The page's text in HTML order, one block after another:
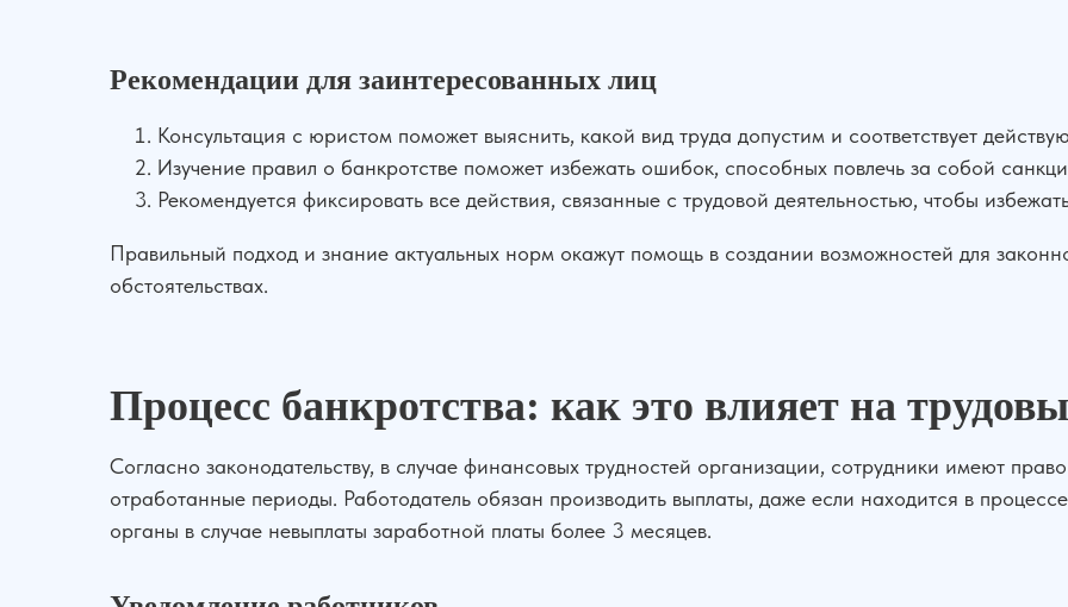
Рекомендации для заинтересованных лиц
Консультация с юристом поможет выяснить, какой вид труда допустим и соответствует
Изучение правил о банкротстве поможет избежать ошибок, способных повлечь за собой
Рекомендуется фиксировать все действия, связанные с трудовой деятельностью, чтобы
Правильный подход и знание актуальных норм окажут помощь в создании возможностей для
обстоятельствах.
Процесс банкротства: как это влияет на
Согласно законодательству, в случае финансовых трудностей организации, сотрудники имеют
отработанные периоды. Работодатель обязан производить выплаты, даже если находится в
органы в случае невыплаты заработной платы более 3 месяцев.